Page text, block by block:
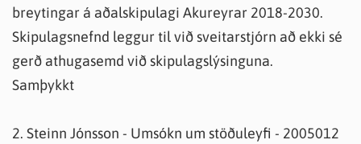
breytingar á aðalskipulagi Akureyrar 2018-2030.
Skipulagsnefnd leggur til við sveitarstjórn að ekki sé
gerð athugasemd við skipulagslýsinguna.
Samþykkt
2. Steinn Jónsson - Umsókn um stöðuleyfi - 2005012